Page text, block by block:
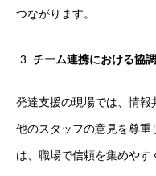
つながります。
チーム連携における協
発達支援の現場では、情報
他のスタッフの意見を尊重
は、職場で信頼を集めやす